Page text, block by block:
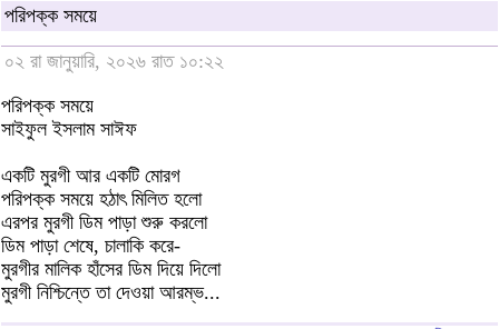
পরিপক্ক সময়ে
০২ রা জানুয়ারি, ২০২৬ রাত ১০:২২
পরিপক্ক সময়ে
সাইফুল ইসলাম সাঈফ
একটি মুরগী আর একটি মোরগ
পরিপক্ক সময়ে হঠাৎ মিলিত হলো
এরপর মুরগী ডিম পাড়া শুরু করলো
ডিম পাড়া শেষে, চালাকি করে-
মুরগীর মালিক হাঁসের ডিম দিয়ে দিলো
মুরগী নিশ্চিন্তে তা দেওয়া আরম্ভ...